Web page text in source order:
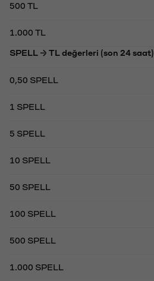
500 TL
1.000 TL
SPELL → TL değerleri (son 24 saat)
0,50 SPELL
1 SPELL
5 SPELL
10 SPELL
50 SPELL
100 SPELL
500 SPELL
1.000 SPELL